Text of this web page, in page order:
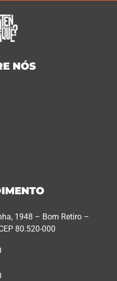
NÓS
1948 – Bom Retiro –
80.520-000